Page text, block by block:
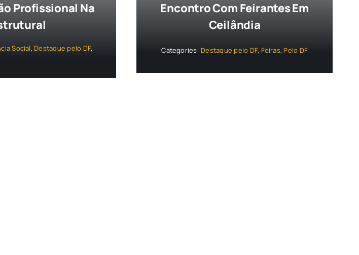
Profissional Na
Social, Destaque pelo DF,
Encontro Com Feirantes Em
Ceilândia
Categories: Destaque pelo DF, Feiras, Pelo DF